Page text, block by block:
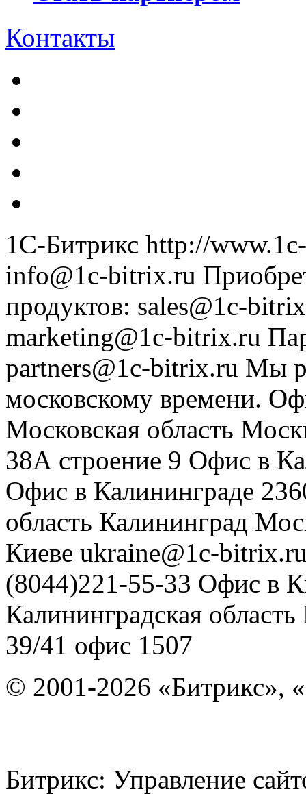
Контакты
1С-Битрикс http://
info@1c-bitrix.ru
продуктов: sales@1c-
marketing@1c-bitrix.ru
partners@1c-bitrix.ru Мы
московскому времени.
Московская область
38А строение 9 Офис в
Офис в Калининграде
область Калининград
Киеве ukraine@1c-
(8044)221-55-33 Офис в
Калининградская область
39/41 офис 1507
© 2001-2026 «Битрикс»,
Битрикс: Управление